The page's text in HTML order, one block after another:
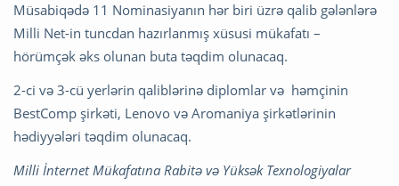
Müsabiqədə 11 Nominasiyanın hər biri üzrə qalib gələnlərə
Milli Net-in tuncdan hazırlanmış xüsusi mükafatı –
hörümçək əks olunan buta təqdim olunacaq.
2-ci və 3-cü yerlərin qaliblərinə diplomlar və həmçinin
BestComp şirkəti, Lenovo və Aromaniya şirkətlərinin
hədiyyələri təqdim olunacaq.
Milli İnternet Mükafatına Rabitə və Yüksək Texnologiyalar